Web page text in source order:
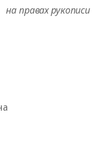
на правах рукописи